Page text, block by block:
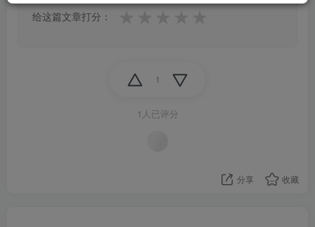
给这篇文章打分：
1
1人已评分
分享 收藏